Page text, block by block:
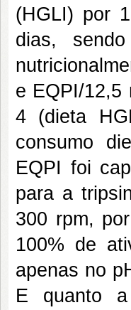
(HGLI) por
dias,
e EQPI/12,5
4 (dieta
consumo
EQPI foi
para a
300 rpm,
100% de
apenas no
E quanto a